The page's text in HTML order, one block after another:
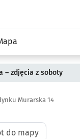
– zdjęcia z soboty
Murarska 14
do mapy